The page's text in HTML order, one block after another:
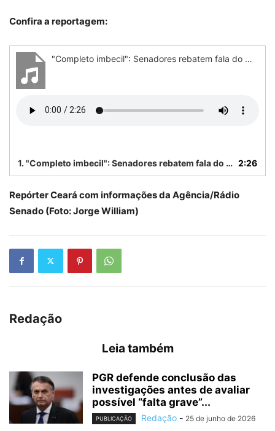
Confira a reportagem:
"Completo imbecil": Senadores rebatem fala do ministro da Educação sobre pessoas com deficiência
1. "Completo imbecil": Senadores rebatem fala do ministro da Educação sobre pessoas com deficiência 2:26
Repórter Ceará com informações da Agência/Rádio
Senado (Foto: Jorge William)
Redação
Leia também
PGR defende conclusão das
investigações antes de avaliar
possível “falta grave”...
PUBLICAÇÃO Redação - 25 de junho de 2026